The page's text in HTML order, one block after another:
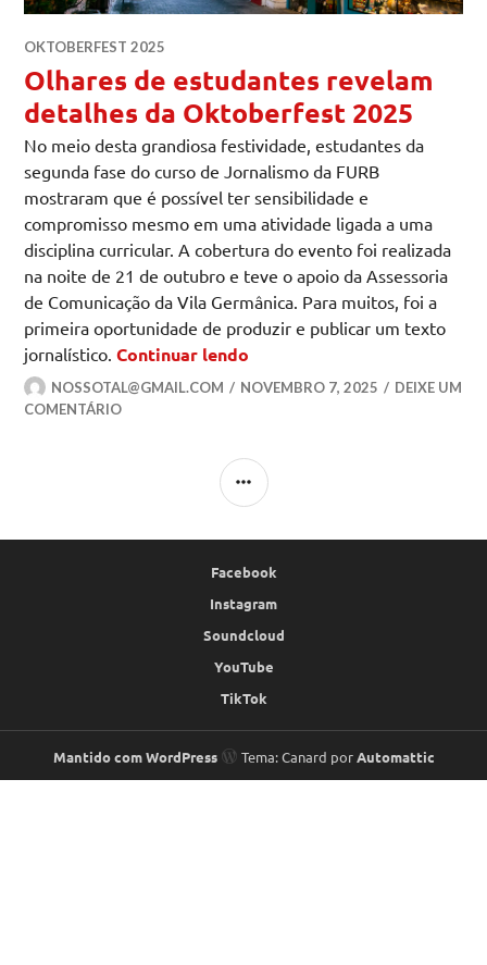
OKTOBERFEST 2025
Olhares de estudantes revelam
detalhes da Oktoberfest 2025
No meio desta grandiosa festividade, estudantes da
segunda fase do curso de Jornalismo da FURB
mostraram que é possível ter sensibilidade e
compromisso mesmo em uma atividade ligada a uma
disciplina curricular. A cobertura do evento foi realizada
na noite de 21 de outubro e teve o apoio da Assessoria
de Comunicação da Vila Germânica. Para muitos, foi a
primeira oportunidade de produzir e publicar um texto
jornalístico.Continuar lendo
NOSSOTAL@GMAIL.COM NOVEMBRO 7, 2025
DEIXE UM
COMENTÁRIO
LATERAL
Facebook
Instagram
Soundcloud
YouTube
TikTok
Mantido com WordPress Tema: Canard porAutomattic